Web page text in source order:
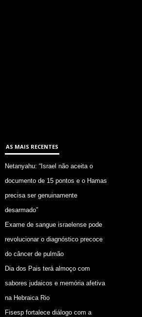
AS MAIS RECENTES
Netanyahu: “Israel não aceita o
documento de 15 pontos e o Hamas
precisa ser genuinamente
desarmado”
Exame de sangue israelense pode
revolucionar o diagnóstico precoce
do câncer de pulmão
Dia dos Pais terá almoço com
sabores judaicos e memória afetiva
na Hebraica Rio
Fisesp fortalece diálogo com a